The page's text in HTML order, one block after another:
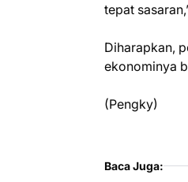
tepat
Diharapkan,
ekonominya
(Pengky)
Baca Juga: